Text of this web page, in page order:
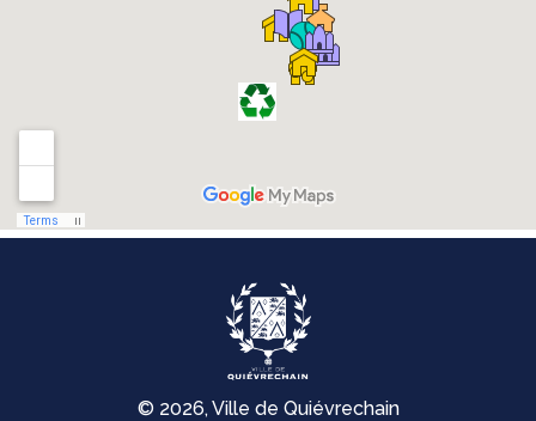
© 2026, Ville de Quiévrechain